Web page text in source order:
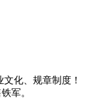
化、规章制度！
军。